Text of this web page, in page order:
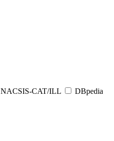
NACSIS-CAT/ILL
DBpedia